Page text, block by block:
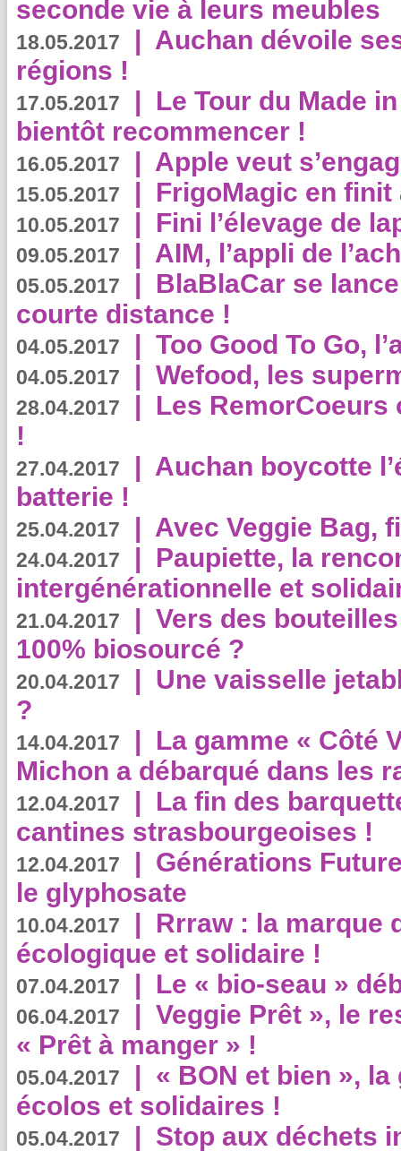
seconde vie à leurs meubles
18.05.2017 | Auchan dévoile
régions !
17.05.2017 | Le Tour du Made
bientôt recommencer !
16.05.2017 | Apple veut
15.05.2017 | FrigoMagic en
10.05.2017 | Fini l’élevage de
09.05.2017 | AIM, l’appli de
05.05.2017 | BlaBlaCar se
courte distance !
04.05.2017 | Too Good To Go,
04.05.2017 | Wefood, les
28.04.2017 | Les RemorCoeurs
!
27.04.2017 | Auchan boycotte
batterie !
25.04.2017 | Avec Veggie Bag,
24.04.2017 | Paupiette, la
intergénérationnelle et
21.04.2017 | Vers des
100% biosourcé ?
20.04.2017 | Une vaisselle
?
14.04.2017 | La gamme « Côté
Michon a débarqué dans les
12.04.2017 | La fin des
cantines strasbourgeoises !
12.04.2017 | Générations
le glyphosate
10.04.2017 | Rrraw : la marque
écologique et solidaire !
07.04.2017 | Le « bio-seau »
06.04.2017 | Veggie Prêt », le
« Prêt à manger » !
05.04.2017 | « BON et bien »,
écolos et solidaires !
05.04.2017 | Stop aux déchets